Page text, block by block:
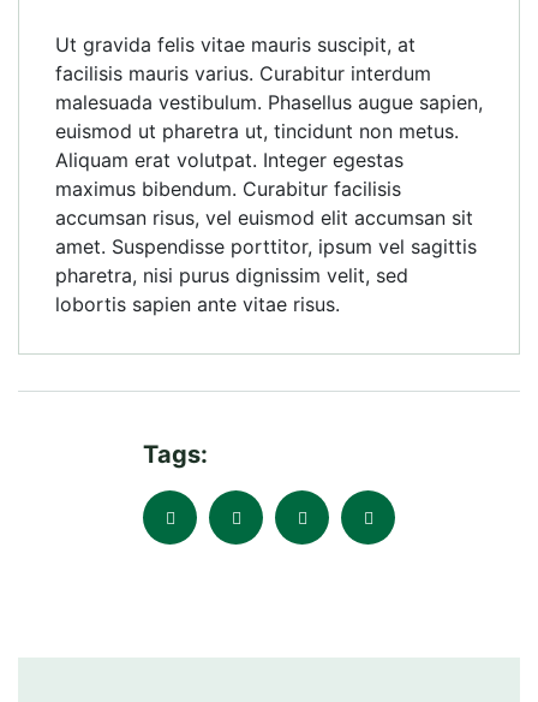
Ut gravida felis vitae mauris suscipit, at
facilisis mauris varius. Curabitur interdum
malesuada vestibulum. Phasellus augue sapien,
euismod ut pharetra ut, tincidunt non metus.
Aliquam erat volutpat. Integer egestas
maximus bibendum. Curabitur facilisis
accumsan risus, vel euismod elit accumsan sit
amet. Suspendisse porttitor, ipsum vel sagittis
pharetra, nisi purus dignissim velit, sed
lobortis sapien ante vitae risus.
Tags: